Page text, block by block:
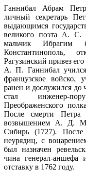
Ганнибал Абрам
личный секретарь
выдающимся
великого поэта А. С.
мальчик
Константинополь,
Рагузинский привез
А. П. Ганнибал
французское войско,
ранен и дослужился до
стал инженер-
Преображенского
После смерти
возвышением А. Д.
Сибирь (1727).
неурядиц, с
был назначен
чина генерал-аншефа
отставку в 1762 году.